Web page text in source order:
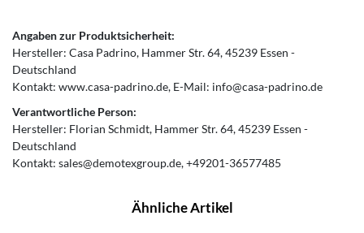
Angaben zur Produktsicherheit:
Hersteller: Casa Padrino Hammer Str.64 45239 Essen
Deutschland
Kontakt: www.casa-padrino.de E-Mail: info@casa-padrino.de
Verantwortliche Person:
Hersteller: Florian Schmidt Hammer Str.64 45239 Essen
Deutschland
Kontakt: sales@demotexgroup.de +49201-36577485
Ähnliche Artikel